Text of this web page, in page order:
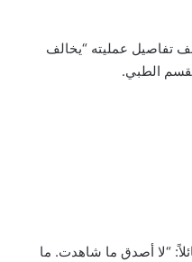
تفاصيل عمليته “يخالف
الطبي.
“لا أصدق ما شاهدت. ما